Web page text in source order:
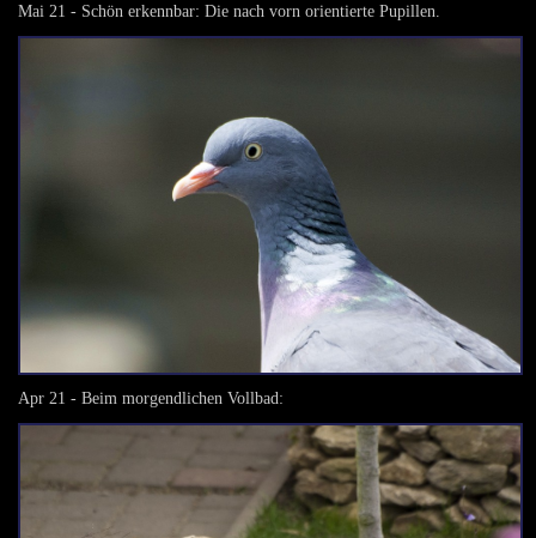
Mai 21 - Schön erkennbar: Die nach vorn orientierte Pupillen.
Apr 21 - Beim morgendlichen Vollbad: